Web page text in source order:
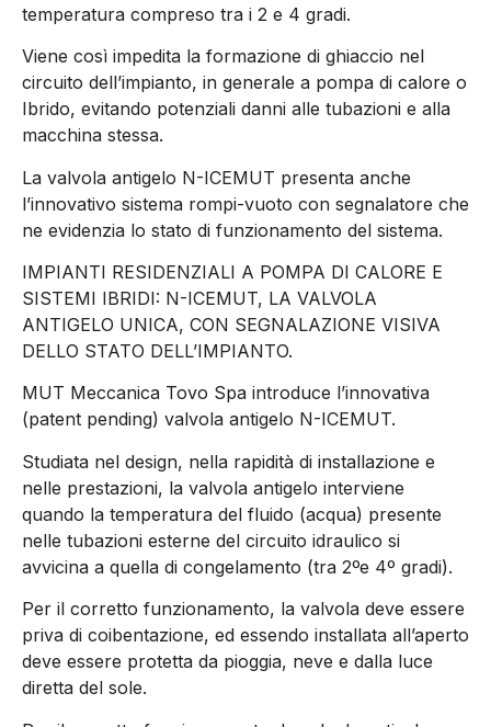
temperatura compreso tra i 2 e 4 gradi.
Viene così impedita la formazione di ghiaccio nel
circuito dell’impianto, in generale a pompa di calore o
Ibrido, evitando potenziali danni alle tubazioni e alla
macchina stessa.
La valvola antigelo N-ICEMUT presenta anche
l’innovativo sistema rompi-vuoto con segnalatore che
ne evidenzia lo stato di funzionamento del sistema.
IMPIANTI RESIDENZIALI A POMPA DI CALORE E
SISTEMI IBRIDI: N-ICEMUT, LA VALVOLA
ANTIGELO UNICA, CON SEGNALAZIONE VISIVA
DELLO STATO DELL’IMPIANTO.
MUT Meccanica Tovo Spa introduce l’innovativa
(patent pending) valvola antigelo N-ICEMUT.
Studiata nel design, nella rapidità di installazione e
nelle prestazioni, la valvola antigelo interviene
quando la temperatura del fluido (acqua) presente
nelle tubazioni esterne del circuito idraulico si
avvicina a quella di congelamento (tra 2ºe 4º gradi).
Per il corretto funzionamento, la valvola deve essere
priva di coibentazione, ed essendo installata all’aperto
deve essere protetta da pioggia, neve e dalla luce
diretta del sole.